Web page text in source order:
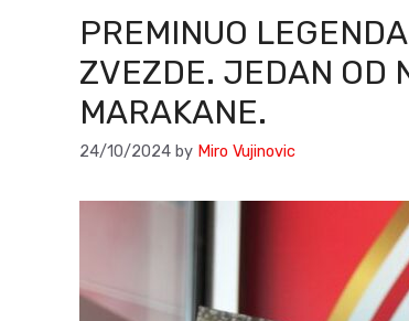
PREMINUO
ZVEZDE. JEDAN OD
MARAKANE.
24/10/2024 by Miro Vujinovic